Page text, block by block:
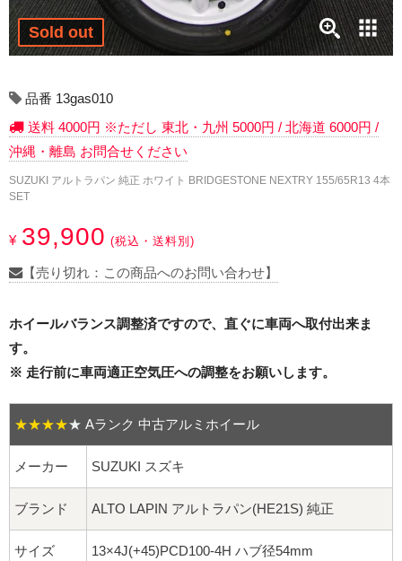
20インチ：冬タイヤホイール
13インチ：夏タイヤホイール
15インチ：夏タイヤホイール
17インチ：夏タイヤホイール
18インチ：夏タイヤホイール
19インチ：夏タイヤホイール
20インチ：夏タイヤホイール
ホイールナット
Sold out
品番 13gas010
送料 4000円 ※ただし 東北・九州 5000円 / 北海道 6000円 /
沖縄・離島 お問合せください
SUZUKI アルトラパン 純正 ホワイト BRIDGESTONE NEXTRY 155/65R13 4本
SET
¥ 39,900 (税込・送料別)
【売り切れ：この商品へのお問い合わせ】
ホイールバランス調整済ですので、直ぐに車両へ取付出来ま
す。
※ 走行前に車両適正空気圧への調整をお願いします。
★★★★★ Aランク 中古アルミホイール
メーカー SUZUKI スズキ
ブランド ALTO LAPIN アルトラパン(HE21S) 純正
サイズ 13×4J(+45)PCD100-4H ハブ径54mm